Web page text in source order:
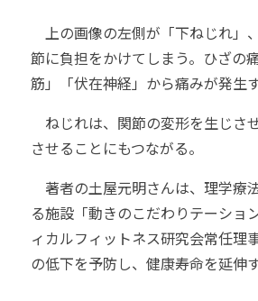
上の画像の左側が「下ねじれ」
節に負担をかけてしまう。ひざの
筋」「伏在神経」から痛みが発生
ねじれは、関節の変形を生じさ
させることにもつながる。
著者の土屋元明さんは、理学療
る施設「動きのこだわりテーショ
ィカルフィットネス研究会常任理
の低下を予防し、健康寿命を延伸